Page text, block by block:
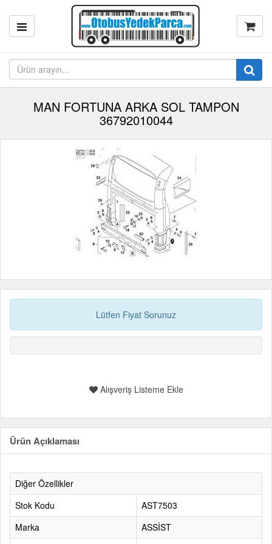
MAN FORTUNA ARKA SOL TAMPON
36792010044
Lütfen Fiyat Sorunuz
Alışveriş Listeme Ekle
Ürün Açıklaması
Diğer Özellikler
Stok Kodu
AST7503
Marka
ASSİST